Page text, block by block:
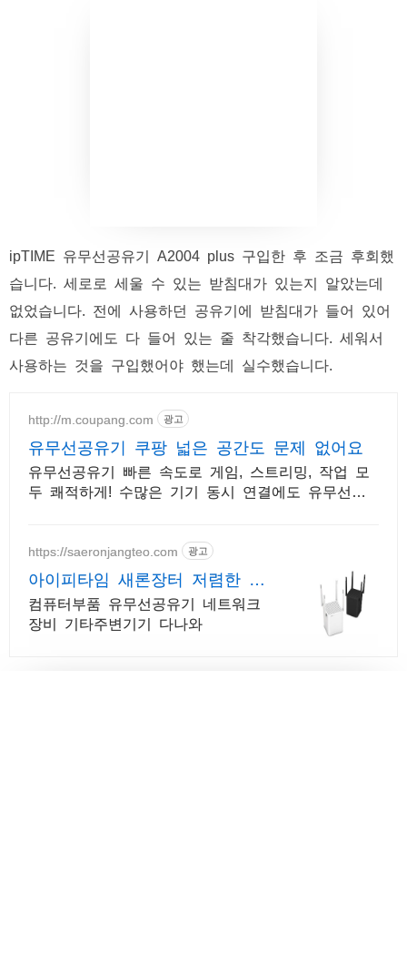
ipTIME 유무선공유기 A2004 plus 구입한 후 조금 후회했
습니다. 세로로 세울 수 있는 받침대가 있는지 알았는데
없었습니다. 전에 사용하던 공유기에 받침대가 들어 있어
다른 공유기에도 다 들어 있는 줄 착각했습니다. 세워서
사용하는 것을 구입했어야 했는데 실수했습니다.
http://m.coupang.com 광고
유무선공유기 쿠팡 넓은 공간도 문제 없어요
유무선공유기 빠른 속도로 게임, 스트리밍, 작업 모
두 쾌적하게! 수많은 기기 동시 연결에도 유무선공
https://saeronjangteo.com 광고
아이피타임 새론장터 저렴한 가
격! 빠른배송!
컴퓨터부품 유무선공유기 네트워크
장비 기타주변기기 다나와